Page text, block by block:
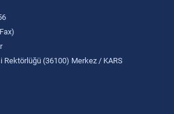
Rektörlüğü (36100) Merkez / KARS